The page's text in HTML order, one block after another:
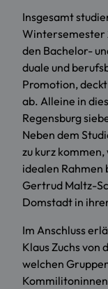
Insgesamt
Wintersemester
den Bachelor-
duale und
Promotion,
ab. Alleine in
Regensburg
Neben dem
zu kurz
idealen
Gertrud Maltz-
Domstadt in
Im Anschluss
Klaus Zuchs
welchen